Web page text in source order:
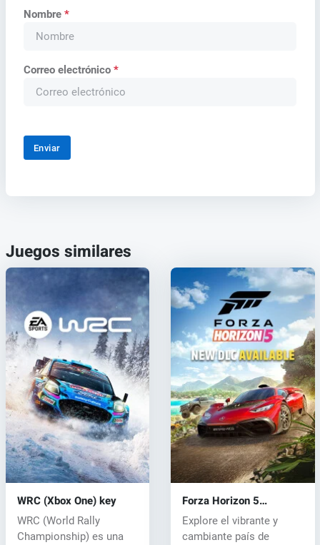
Nombre*
Correo electrónico*
Enviar
Juegos similares
WRC (Xbox One) key
WRC (World Rally
Championship) es una
Forza Horizon 5
(PC/Xbox One) key
Explore el vibrante y
cambiante país de